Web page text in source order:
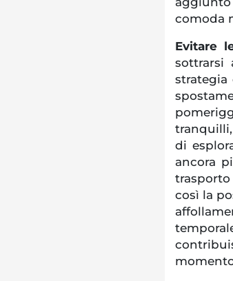
comoda
Evitare
sottrarsi
di
ancora
così la